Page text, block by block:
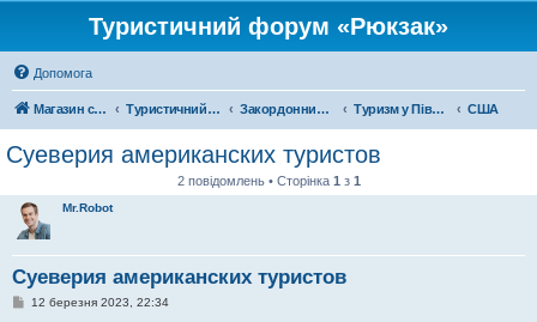
Туристичний форум «Рюкзак»
Допомога
Магазин спорядження Туристичний форум «Рюкзак» Закордонний туризм Туризм у Північній Америці США
Суеверия американских туристов
2 повідомлень • Сторінка 1 з 1
Mr.Robot
Суеверия американских туристов
П12 березня 2023, 22:34